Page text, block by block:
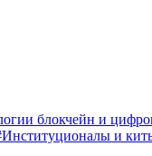
блокчейн и
и